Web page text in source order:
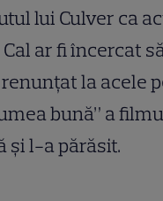
lui Culver ca
ar fi încercat
renunţat la acele
bună” a
şi l-a părăsit.